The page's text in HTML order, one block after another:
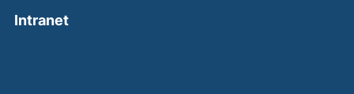
Intranet(external link, opens in a new window)